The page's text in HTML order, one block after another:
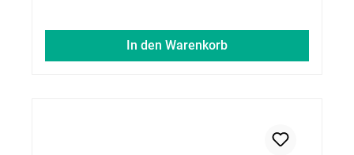
In den Warenkorb